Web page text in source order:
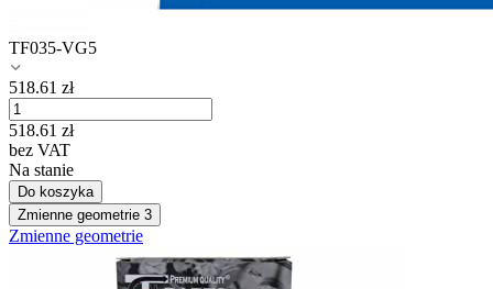
TF035-VG5
518.61 zł
518.61 zł
bez VAT
Na stanie
Do koszyka
Zmienne geometrie 3
Zmienne geometrie